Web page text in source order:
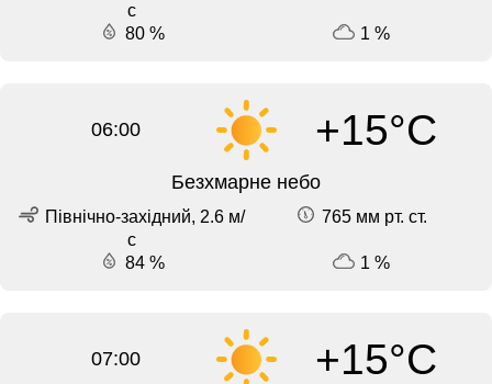
с
80 % 1 %
06:00 +15°C
Безхмарне небо
Північно-західний, 2.6 м/
с
765 мм рт. ст.
84 % 1 %
07:00 +15°C